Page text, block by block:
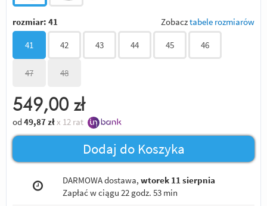
rozmiar: 41 Zobacztabele rozmiarów
41 42 43 44 45 46
47 48
549,00 zł
od 49,87 zł x 12 rat
Dodaj do Koszyka
DARMOWA dostawa,wtorek 11 sierpnia
Zapłać w ciągu22 godz. 53 min